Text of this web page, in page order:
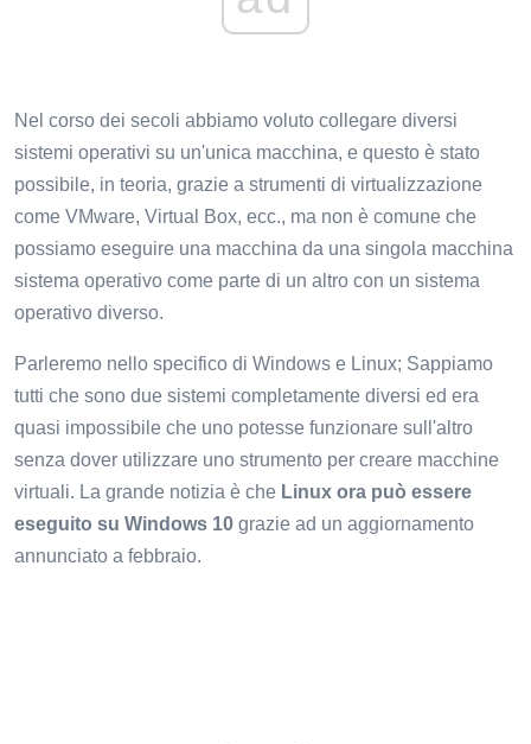
Nel corso dei secoli abbiamo voluto collegare diversi
sistemi operativi su un'unica macchina, e questo è stato
possibile, in teoria, grazie a strumenti di virtualizzazione
come VMware, Virtual Box, ecc., ma non è comune che
possiamo eseguire una macchina da una singola macchina
sistema operativo come parte di un altro con un sistema
operativo diverso.
Parleremo nello specifico di Windows e Linux; Sappiamo
tutti che sono due sistemi completamente diversi ed era
quasi impossibile che uno potesse funzionare sull'altro
senza dover utilizzare uno strumento per creare macchine
virtuali. La grande notizia è che Linux ora può essere
eseguito su Windows 10 grazie ad un aggiornamento
annunciato a febbraio.